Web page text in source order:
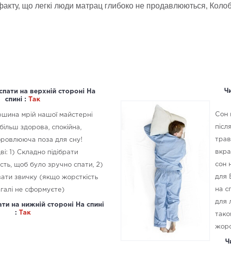
що легкі люди матрац глибоко не продавлюються,
на верхній стороні На
спині :
Так
мрій нашої майстерні
здорова, спокійна,
поза для сну!
1) Складно підібрати
щоб було зручно спати, 2)
звичку (якщо жорсткість
не сформуєте)
на нижній стороні На спині
:
Так
Сон
сон
для
на
для